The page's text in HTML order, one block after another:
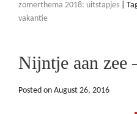
zomerthema 2018: uitstapjes
vakantie
Nijntje aan zee
Posted on August 26, 2016